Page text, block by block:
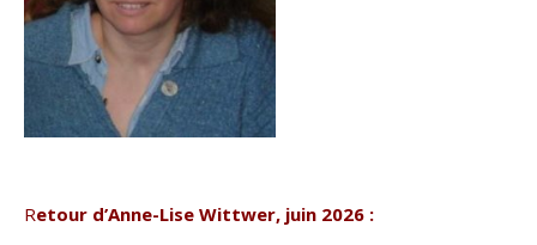
Retour d’Anne-Lise Wittwer, juin 2026 :